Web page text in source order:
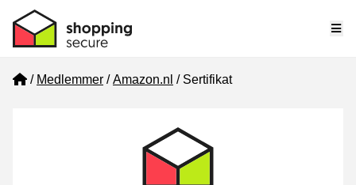
Home
Medlemmer Amazon.nl Sertifikat